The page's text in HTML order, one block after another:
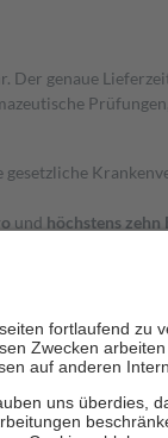
genaue
und höchstens zehn
fallen